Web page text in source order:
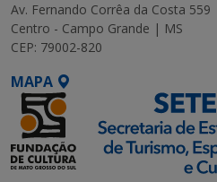
Av. Fernando Corrêa da Costa 559
Centro - Campo Grande | MS
CEP: 79002-820
MAPA